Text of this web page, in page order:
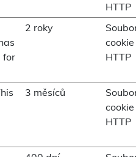
HTTP
for
2 roky
cookie
HTTP
3 měsíců
cookie
HTTP